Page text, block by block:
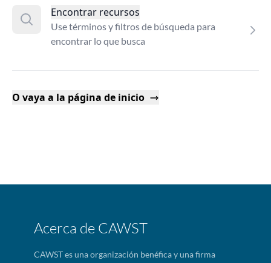
Encontrar recursos
Use términos y filtros de búsqueda para
encontrar lo que busca
O vaya a la página de inicio
Acerca de CAWST
CAWST es una organización benéfica y una firma